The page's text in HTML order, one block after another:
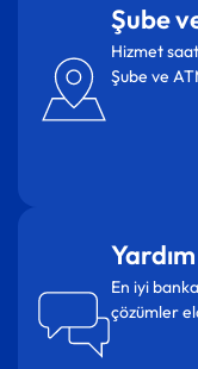
Şube
Hizmet
Şube ve
En iyi
çözümler